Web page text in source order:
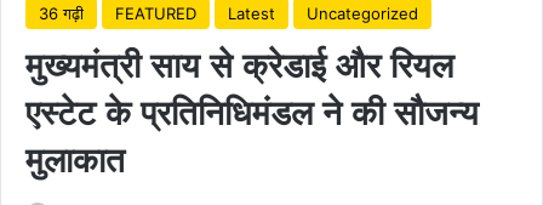
36 गढ़ी FEATURED Latest Uncategorized
मुख्यमंत्री साय से क्रेडाई और रियल
एस्टेट के प्रतिनिधिमंडल ने की सौजन्य
मुलाकात